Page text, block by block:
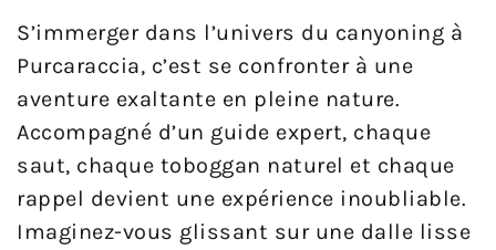
S’immerger dans l’univers du canyoning à
Purcaraccia, c’est se confronter à une
aventure exaltante en pleine nature.
Accompagné d’un guide expert, chaque
saut, chaque toboggan naturel et chaque
rappel devient une expérience inoubliable.
Imaginez-vous glissant sur une dalle lisse